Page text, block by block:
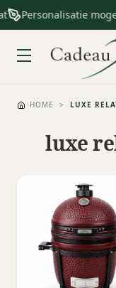
Personalisatie
HOME > LUXE
luxe